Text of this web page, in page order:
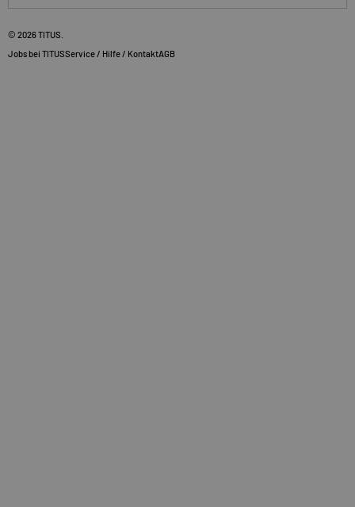
© 2026TITUS
Jobs bei TITUSService / Hilfe / KontaktAGB